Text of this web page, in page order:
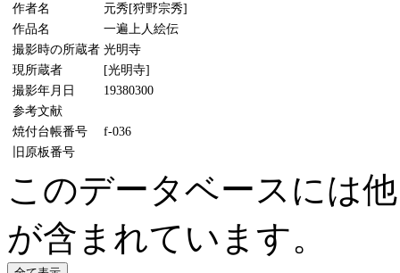
作者名
元秀[狩野宗秀]
作品名
一遍上人絵伝
撮影時の所蔵者 光明寺
現所蔵者
[光明寺]
撮影年月日
19380300
参考文献
焼付台帳番号
f-036
旧原板番号
このデータベースには
が含まれています。